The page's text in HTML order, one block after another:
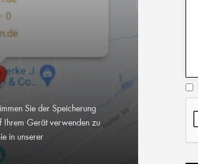
Sie der Speicherung
Gerät verwenden zu
in unserer